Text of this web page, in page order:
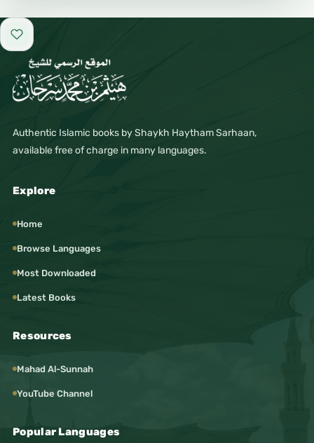
Add to favorites
Authentic Islamic books by Shaykh Haytham Sarhaan,
available free of charge in many languages.
Explore
Home
Browse Languages
Most Downloaded
Latest Books
Resources
Mahad Al-Sunnah
YouTube Channel
Popular Languages